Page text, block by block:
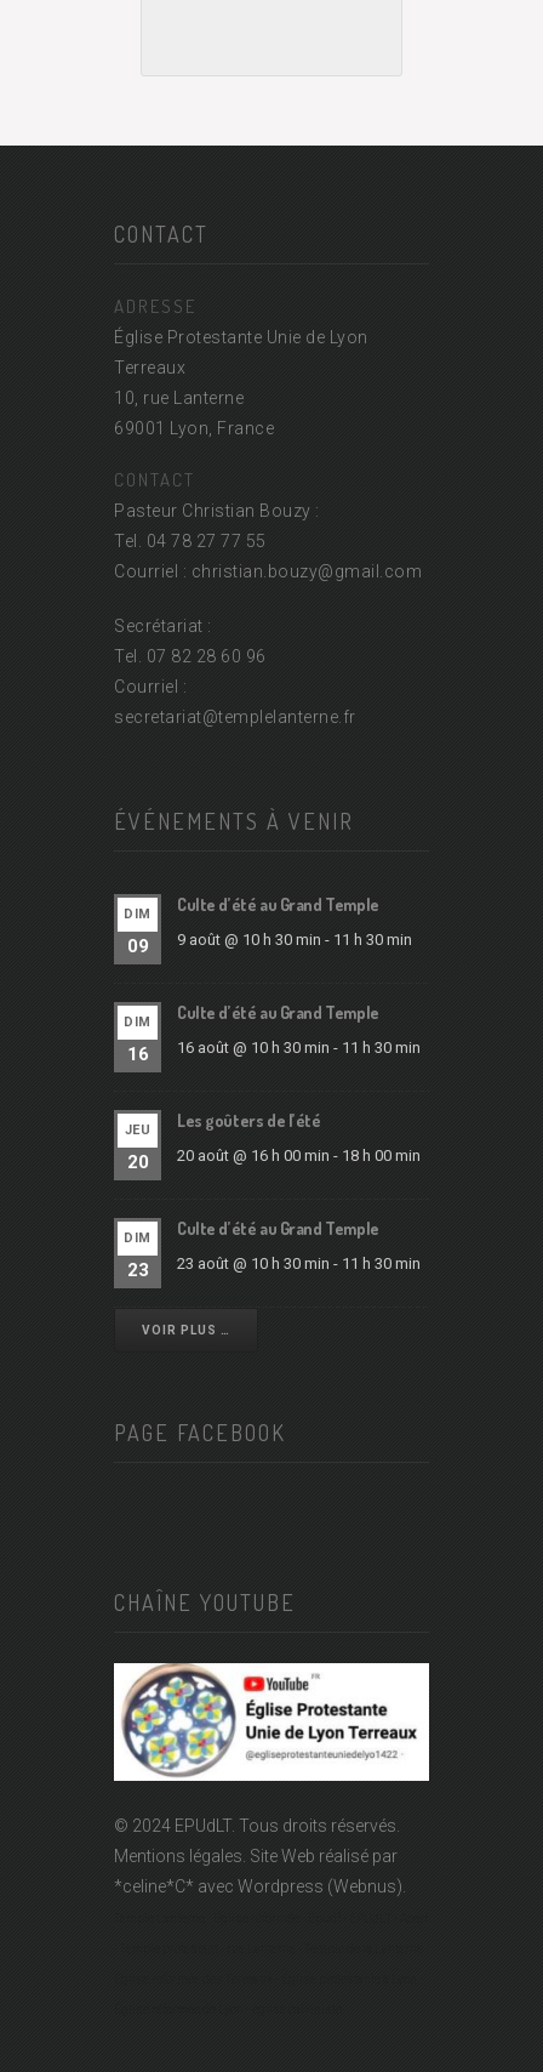
CONTACT
ADRESSE
Église Protestante Unie de Lyon
Terreaux
10, rue Lanterne
69001 Lyon, France
CONTACT
Pasteur Christian Bouzy :
Tel. 04 78 27 77 55
Courriel : christian.bouzy@gmail.com
Secrétariat :
Tel. 07 82 28 60 96
Courriel :
secretariat@templelanterne.fr
ÉVÉNEMENTS À VENIR
DIM
09
Culte d’été au Grand Temple
9 août @ 10 h 30 min - 11 h 30 min
DIM
16
Culte d’été au Grand Temple
16 août @ 10 h 30 min - 11 h 30 min
JEU
20
Les goûters de l’été
20 août @ 16 h 00 min - 18 h 00 min
DIM
23
Culte d’été au Grand Temple
23 août @ 10 h 30 min - 11 h 30 min
VOIR PLUS …
PAGE FACEBOOK
CHAÎNE YOUTUBE
© 2024 EPUdLT. Tous droits réservés.
Mentions légales. Site Web réalisé par
*celine*C* avec Wordpress (Webnus).